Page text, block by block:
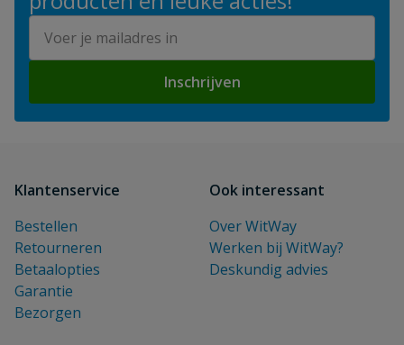
Inschrijven
Klantenservice
Bestellen
Retourneren
Betaalopties
Garantie
Bezorgen
Ook interessant
Over WitWay
Werken bij WitWay?
Deskundig advies